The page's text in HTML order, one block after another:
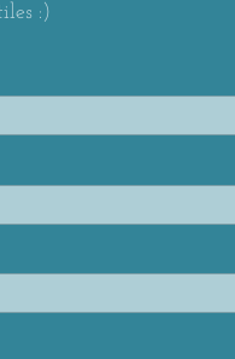
:)